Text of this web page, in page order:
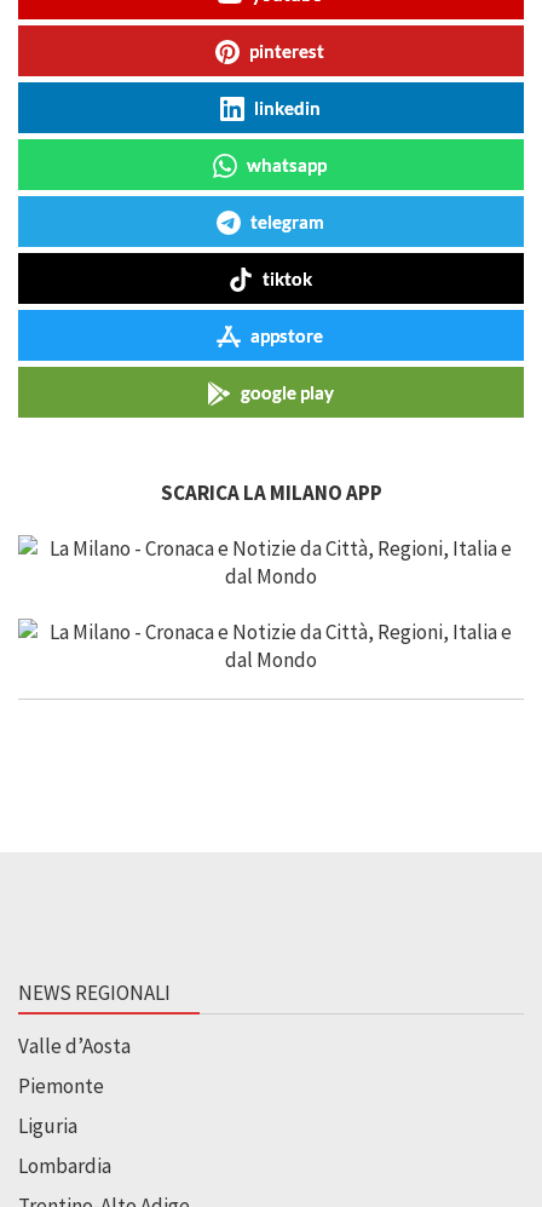
pinterest
linkedin
whatsapp
telegram
tiktok
appstore
google play
SCARICA LA MILANO APP
NEWS REGIONALI
Valle d’Aosta
Piemonte
Liguria
Lombardia